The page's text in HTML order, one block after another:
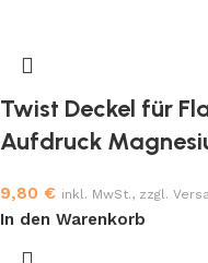
Twist Deckel für
Aufdruck
9,80 € inkl. MwSt., zzgl.
In den Warenkorb